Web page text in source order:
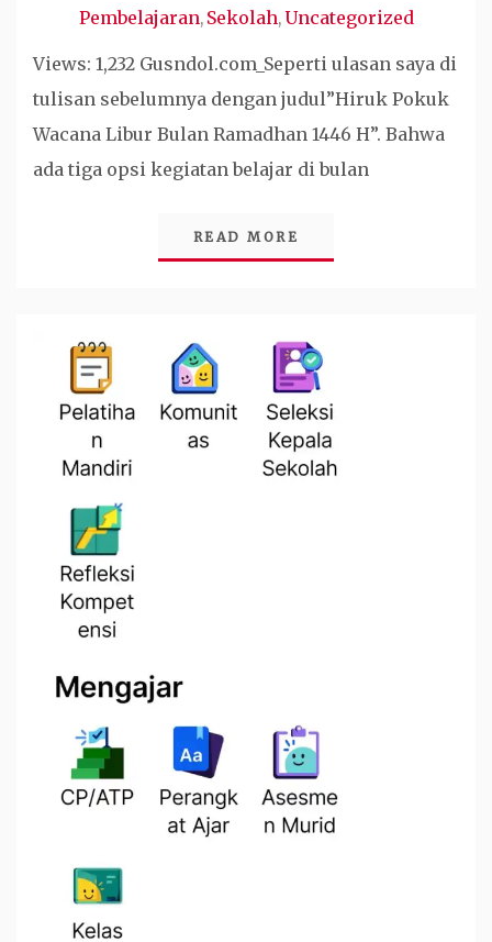
Pembelajaran, Sekolah,Uncategorized
Views: 1,232 Gusndol.com_Seperti ulasan saya di
tulisan sebelumnya dengan judul”Hiruk Pokuk
Wacana Libur Bulan Ramadhan 1446 H”. Bahwa
ada tiga opsi kegiatan belajar di bulan
READ MORE